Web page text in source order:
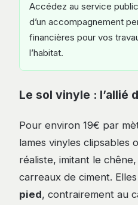
Accédez au service
d’un accompagnement
financières pour vos
l’habitat.
Le sol vinyle : l’allié
Pour environ 19€ par
lames vinyles clipsables
réaliste, imitant le
carreaux de ciment.
pied, contrairement au